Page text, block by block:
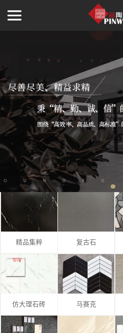
精品集粹 复古石
仿大理石砖 马赛克